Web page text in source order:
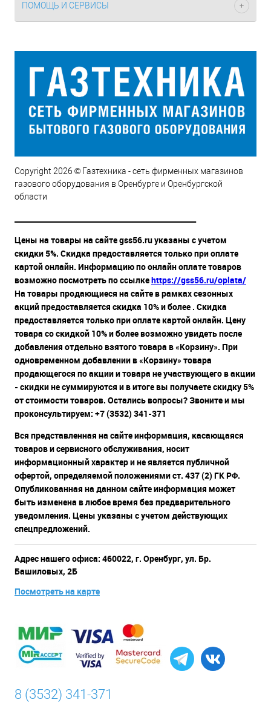
ПОМОЩЬ И СЕРВИСЫ
Copyright 2026 © Газтехника - сеть фирменных магазинов
газового оборудования в Оренбурге и Оренбургской
области
Цены на товары на сайте gss56.ru указаны с учетом
скидки 5%. Скидка предоставляется только при оплате
картой онлайн. Информацию по онлайн оплате товаров
возможно посмотреть по ссылкеhttps://gss56.ru/oplata/
На товары продающиеся на сайте в рамках сезонных
акций предоставляется скидка 10% и более . Скидка
предоставляется только при оплате картой онлайн. Цену
товара со скидкой 10% и более возможно увидеть после
добавления отдельно взятого товара в «Корзину». При
одновременном добавлении в «Корзину» товара
продающегося по акции и товара не участвующего в акции
- скидки не суммируются и в итоге вы получаете скидку 5%
от стоимости товаров. Остались вопросы? Звоните и мы
проконсультируем: +7 (3532) 341-371
Вся представленная на сайте информация, касающаяся
товаров и сервисного обслуживания, носит
информационный характер и не является публичной
офертой, определяемой положениями ст. 437 (2) ГК РФ.
Опубликованная на данном сайте информация может
быть изменена в любое время без предварительного
уведомления. Цены указаны с учетом действующих
спецпредложений.
Адрес нашего офиса: 460022, г. Оренбург, ул. Бр.
Башиловых, 2Б
Посмотреть на карте
8 (3532) 341-371